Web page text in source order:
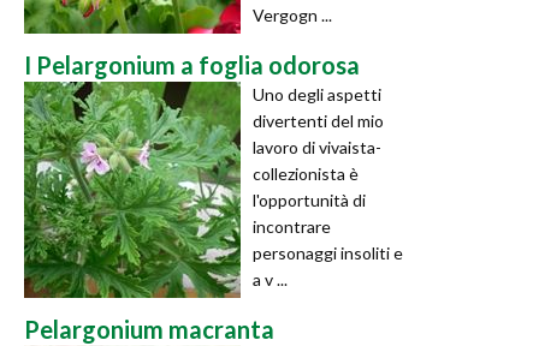
Vergogn ...
I Pelargonium a foglia odorosa
Uno degli aspetti
divertenti del mio
lavoro di vivaista-
collezionista è
l'opportunità di
incontrare
personaggi insoliti e
a v ...
Pelargonium macranta